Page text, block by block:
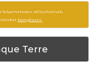
folyamatosan változhatnak,
böngészni.
Terre